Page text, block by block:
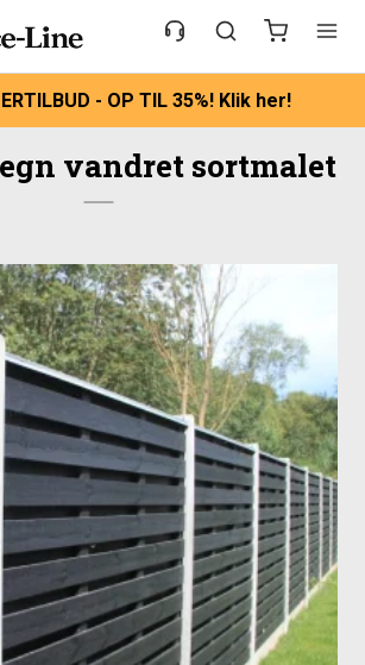
- OP TIL 35%! Klik her!
vandret sortmalet